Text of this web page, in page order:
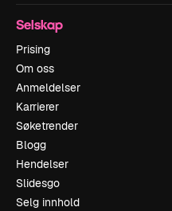
Selskap
Prising
Om oss
Anmeldelser
Karrierer
Søketrender
Blogg
Hendelser
Slidesgo
Selg innhold